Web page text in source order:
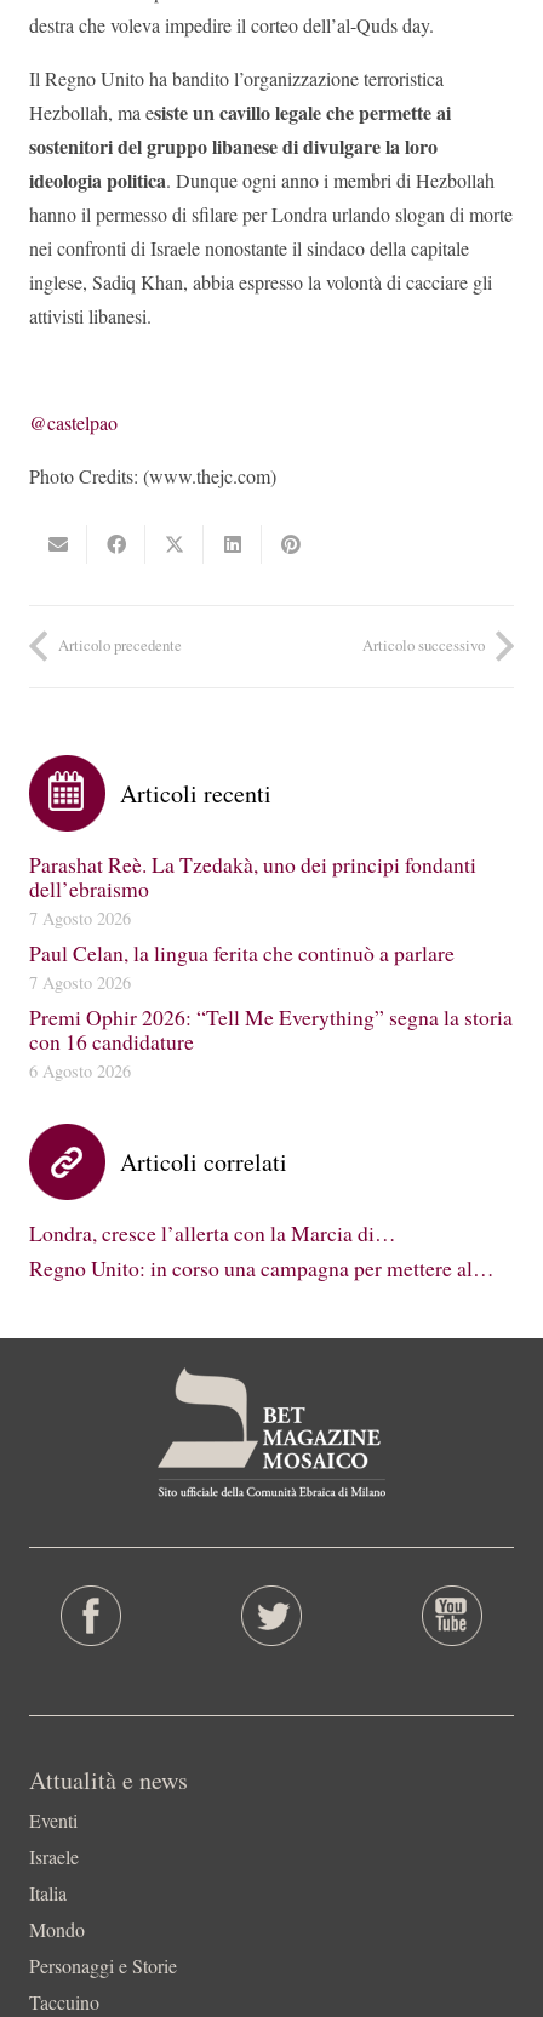
destra che voleva impedire il corteo dell’al-Quds day.
Il Regno Unito ha bandito l’organizzazione terroristica
Hezbollah, ma esiste un cavillo legale che permette ai
sostenitori del gruppo libanese di divulgare la loro
ideologia politica. Dunque ogni anno i membri di Hezbollah
hanno il permesso di sfilare per Londra urlando slogan di morte
nei confronti di Israele nonostante il sindaco della capitale
inglese, Sadiq Khan, abbia espresso la volontà di cacciare gli
attivisti libanesi.
@castelpao
Photo Credits: (www.thejc.com)
Articolo precedente Articolo successivo
Articoli recenti
Parashat Reè. La Tzedakà, uno dei principi fondanti
dell’ebraismo
7 Agosto 2026
Paul Celan, la lingua ferita che continuò a parlare
7 Agosto 2026
Premi Ophir 2026: “Tell Me Everything” segna la storia
con 16 candidature
6 Agosto 2026
Articoli correlati
Londra, cresce l’allerta con la Marcia di…
Regno Unito: in corso una campagna per mettere al…
Attualità e news
Eventi
Israele
Italia
Mondo
Personaggi e Storie
Taccuino